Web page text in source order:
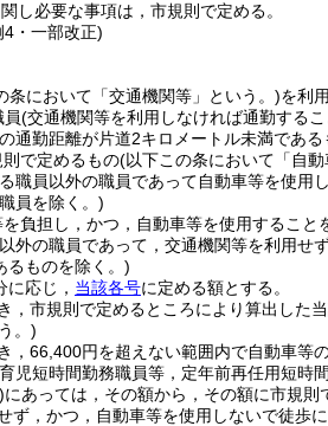
し必要な事項は，市規則で定める。
・一部改正)
条において「交通機関等」という。)を利
(交通機関等を利用しなければ通勤する
通勤距離が片道2キロメートル未満である
で定めるもの(以下この条において「自
職員以外の職員であって自動車等を使用
員を除く。)
負担し，かつ，自動車等を使用すること
外の職員であって，交通機関等を利用せ
るものを除く。)
応じ， 当該各号に定める額とする。
市規則で定めるところにより算出した
。)
66,400円を超えない範囲内で自動車等
児短時間勤務職員等，定年前再任用短時
にあっては，その額から，その額に市規
，かつ，自動車等を使用しないで徒歩